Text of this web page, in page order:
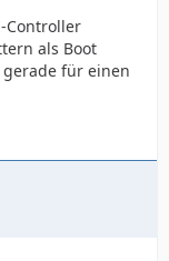
Controller
als Boot
für einen